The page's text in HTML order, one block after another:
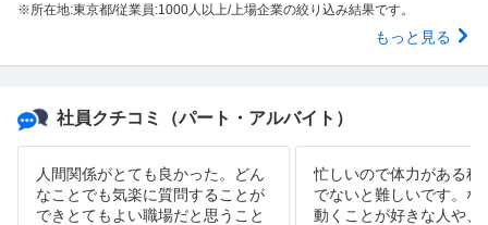
※所在地:東京都/従業員:1000人以上/上場企業の絞り込み結果です。
もっと見る
社員クチコミ （パート・アルバイト）
人間関係がとても良かった。どん
なことでも気楽に質問することが
できとてもよい職場だと思うこと
忙しいので体力がある程
でないと難しいです。な
動くことが好きな人や、